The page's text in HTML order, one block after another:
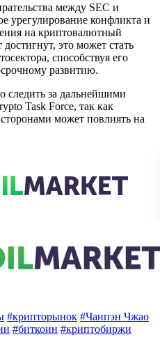
между SEC и
урегулирование конфликта и
на криптовалютный
это может стать
способствуя его
развитию.
следить за дальнейшими
Task Force, так как
может повлиять на
#крипторынок #Чанпэн Чжао
#биткоин #криптобиржи